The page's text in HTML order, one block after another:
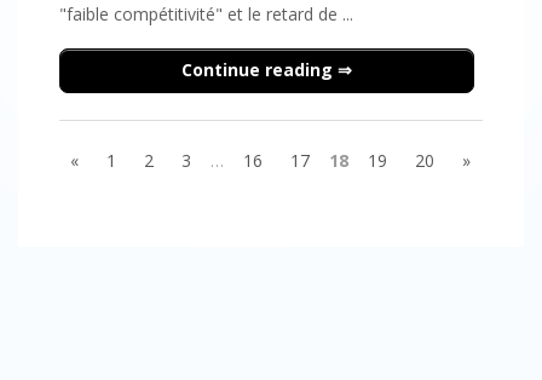
"faible compétitivité" et le retard de ...
Continue reading
« 1 2 3 … 16 17 18 19 20 »